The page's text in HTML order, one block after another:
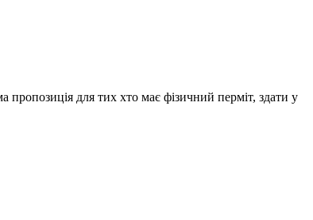
пропозиція для тих хто має фізичний перміт, здати у